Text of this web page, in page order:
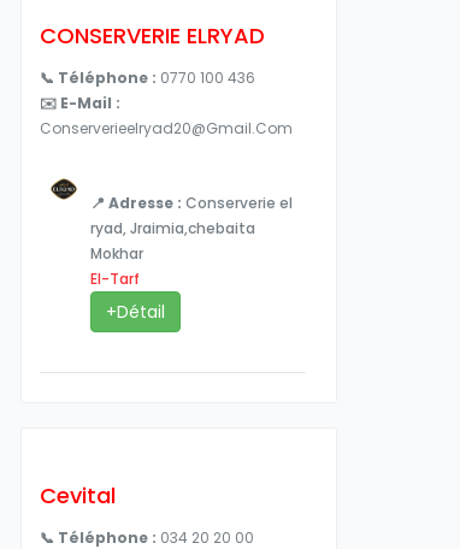
CONSERVERIE ELRYAD
📞 Téléphone : 0770 100 436
✉️ E-Mail :
Conserverieelryad20@gmail.com
📍 Adresse : Conserverie el
ryad, Jraimia,chebaita
Mokhar
El-Tarf
+Détail
Cevital
📞 Téléphone : 034 20 20 00